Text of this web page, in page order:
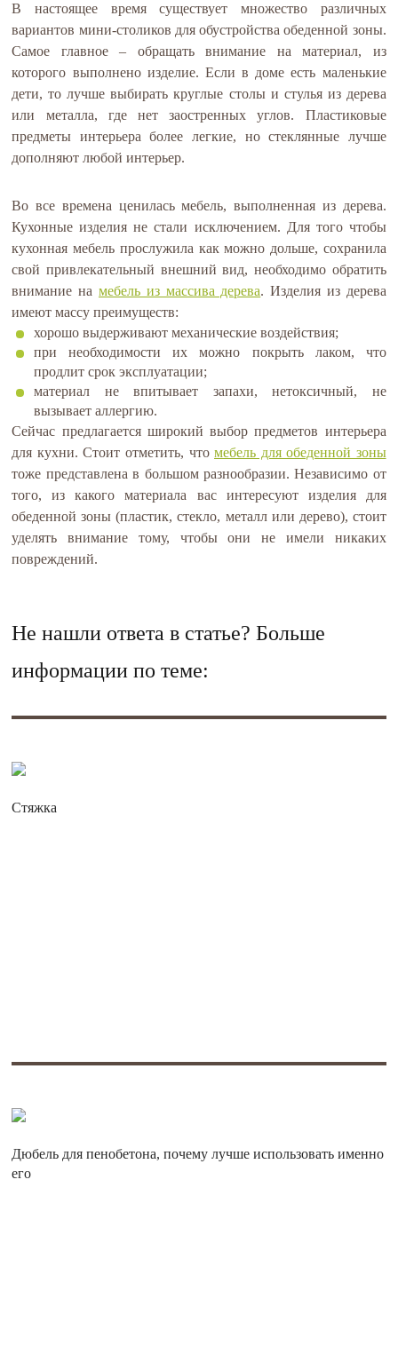
В настоящее время существует множество различных
вариантов мини-столиков для обустройства обеденной зоны.
Самое главное – обращать внимание на материал, из
которого выполнено изделие. Если в доме есть маленькие
дети, то лучше выбирать круглые столы и стулья из дерева
или металла, где нет заостренных углов. Пластиковые
предметы интерьера более легкие, но стеклянные лучше
дополняют любой интерьер.
Во все времена ценилась мебель, выполненная из дерева.
Кухонные изделия не стали исключением. Для того чтобы
кухонная мебель прослужила как можно дольше, сохранила
свой привлекательный внешний вид, необходимо обратить
внимание на мебель из массива дерева. Изделия из дерева
имеют массу преимуществ:
хорошо выдерживают механические воздействия;
при необходимости их можно покрыть лаком, что
продлит срок эксплуатации;
материал не впитывает запахи, нетоксичный, не
вызывает аллергию.
Сейчас предлагается широкий выбор предметов интерьера
для кухни. Стоит отметить, чтомебель для обеденной зоны
тоже представлена в большом разнообразии. Независимо от
того, из какого материала вас интересуют изделия для
обеденной зоны (пластик, стекло, металл или дерево), стоит
уделять внимание тому, чтобы они не имели никаких
повреждений.
Не нашли ответа в статье? Больше
информации по теме:
Стяжка
Дюбель для пенобетона, почему лучше использовать именно
его